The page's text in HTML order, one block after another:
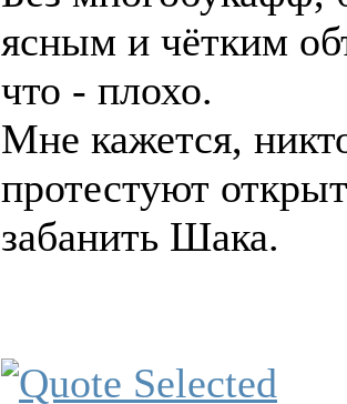
ясным и чётким
что - плохо.
Мне кажется,
протестуют
забанить Шака.